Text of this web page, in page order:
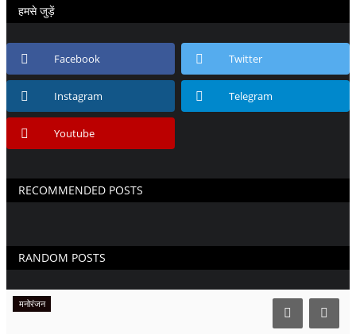
हमसे जुड़ें
Facebook Twitter
Instagram Telegram
Youtube
RECOMMENDED POSTS
RANDOM POSTS
मनोरंजन